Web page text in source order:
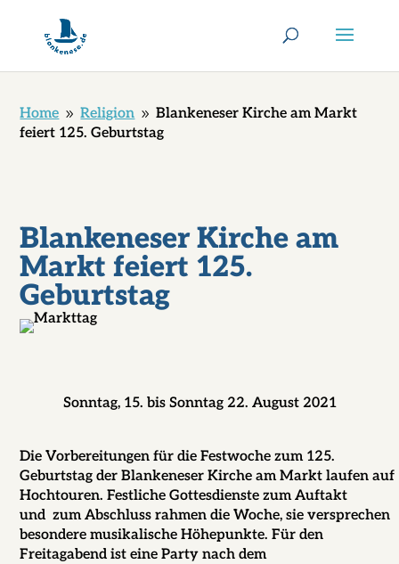
Home 9 Religion 9 Blankeneser Kirche am Markt
feiert 125. Geburtstag
Blankeneser Kirche am
Markt feiert 125.
Geburtstag
Sonntag, 15. bis Sonntag 22. August 2021
Die Vorbereitungen für die Festwoche zum 125.
Geburtstag der Blankeneser Kirche am Markt laufen auf
Hochtouren. Festliche Gottesdienste zum Auftakt
und zum Abschluss rahmen die Woche, sie versprechen
besondere musikalische Höhepunkte. Für den
Freitagabend ist eine Party nach dem